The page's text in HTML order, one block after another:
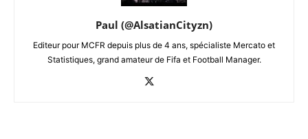
Paul (@AlsatianCityzn)
Editeur pour MCFR depuis plus de 4 ans, spécialiste Mercato et
Statistiques, grand amateur de Fifa et Football Manager.